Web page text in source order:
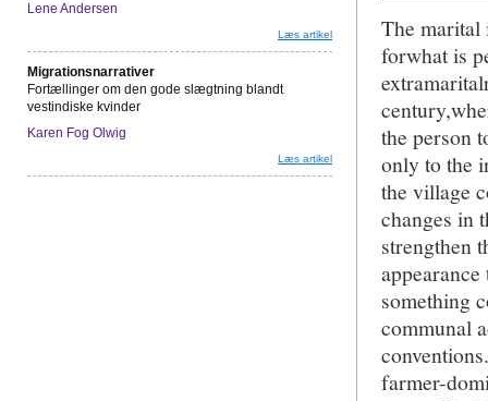
Lene Andersen
Læs artikel
Migrationsnarrativer
Fortællinger om den gode slægtning blandt
vestindiske kvinder
Karen Fog Olwig
Læs artikel
The marital
forwhat is
the person
only to the
the village
changes in
strengthen
something
communal
farmer-